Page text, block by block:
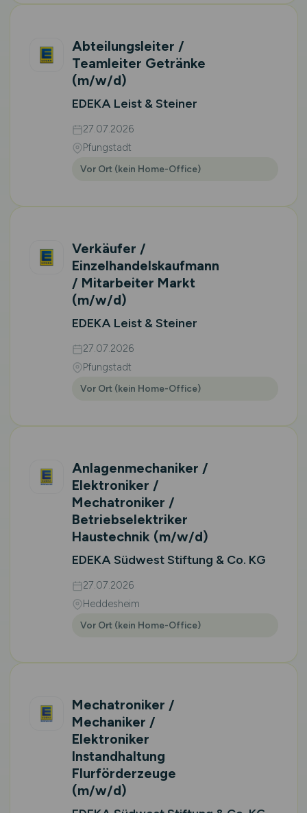
Abteilungsleiter /
Teamleiter Getränke
(m/w/d)
EDEKA Leist & Steiner
27.07.2026
Pfungstadt
Vor Ort (kein Home-Office)
Verkäufer /
Einzelhandelskaufmann
/ Mitarbeiter Markt
(m/w/d)
EDEKA Leist & Steiner
27.07.2026
Pfungstadt
Vor Ort (kein Home-Office)
Anlagenmechaniker /
Elektroniker /
Mechatroniker /
Betriebselektriker
Haustechnik (m/w/d)
EDEKA Südwest Stiftung & Co. KG
27.07.2026
Heddesheim
Vor Ort (kein Home-Office)
Mechatroniker /
Mechaniker /
Elektroniker
Instandhaltung
Flurförderzeuge
(m/w/d)